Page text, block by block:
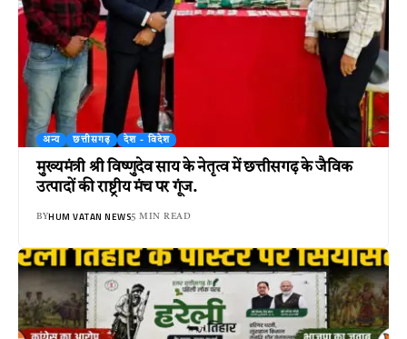
अन्य छत्तीसगढ़ देश - विदेश
मुख्यमंत्री श्री विष्णुदेव साय के नेतृत्व में छत्तीसगढ़ के जैविक
उत्पादों की राष्ट्रीय मंच पर गूंज.
BYHUM VATAN NEWS5 MIN READ